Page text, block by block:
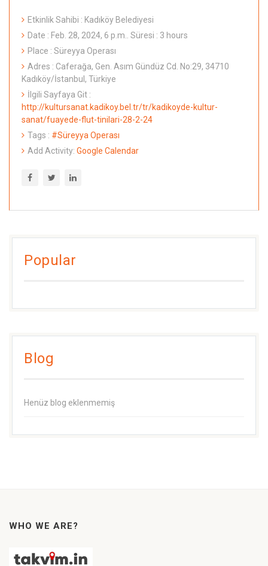
Etkinlik Sahibi : Kadıköy Belediyesi
Date : Feb. 28, 2024, 6 p.m.. Süresi : 3 hours
Place : Süreyya Operası
Adres : Caferağa, Gen. Asım Gündüz Cd. No:29, 34710
Kadıköy/İstanbul, Türkiye
İlgili Sayfaya Git :
http://kultursanat.kadikoy.bel.tr/tr/kadikoyde-kultur-
sanat/fuayede-flut-tinilari-28-2-24
Tags : #Süreyya Operası
Add Activity: Google Calendar
Popular
Blog
Henüz blog eklenmemiş
WHO WE ARE?